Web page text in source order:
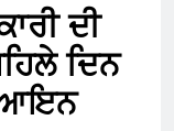
ਦੀ
ਦਿਨ